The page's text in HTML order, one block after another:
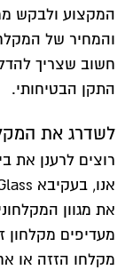
המקצוע ולבקש
והמחיר של
חשוב שצריך
התקן הבטיחותי.
לשדרג את המקלחון
רוצים לרענן את
את מגוון
מעדיפים מקלחון
מקלחו הזזה או